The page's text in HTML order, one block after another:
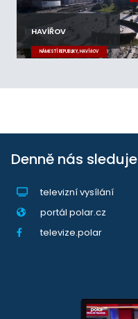
HAVÍŘOV
NÁMĚSTÍ REPUBLIKY, HAVÍŘOV
Denně nás sleduje
televizní vysílání
portál polar.cz
televize.polar